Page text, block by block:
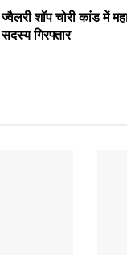
ज्वैलरी शॉप चोरी कांड में
सदस्य गिरफ्तार